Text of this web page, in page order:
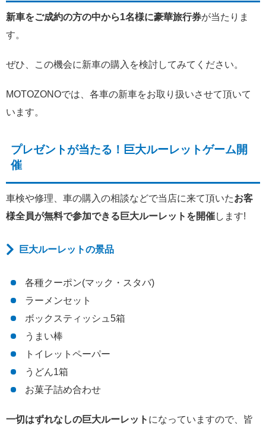
新車をご成約の方の中から1名様に豪華旅行券が当たりま
す。
ぜひ、この機会に新車の購入を検討してみてください。
MOTOZONOでは、各車の新車をお取り扱いさせて頂いて
います。
プレゼントが当たる！巨大ルーレットゲーム開
催
車検や修理、車の購入の相談などで当店に来て頂いたお客
様全員が無料で参加できる巨大ルーレットを開催します!
巨大ルーレットの景品
各種クーポン(マック・スタバ)
ラーメンセット
ボックスティッシュ5箱
うまい棒
トイレットペーパー
うどん1箱
お菓子詰め合わせ
一切はずれなしの巨大ルーレット になっていますので、皆